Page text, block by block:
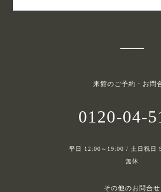
来館のご予約・お問
0120-04-
平日 12:00～19:00 / 土日祝日
無休
その他のお問合せ